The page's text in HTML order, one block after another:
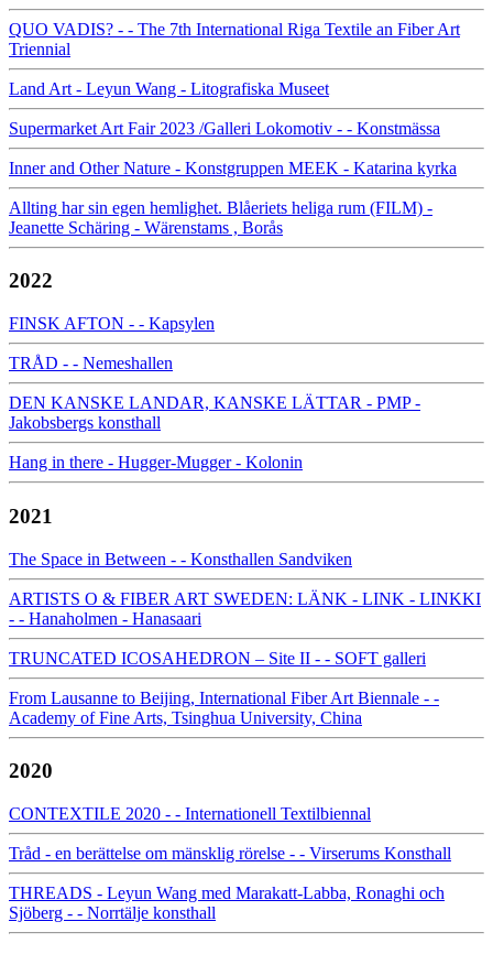
QUO VADIS? - - The 7th International Riga Textile an Fiber Art
Triennial
Land Art - Leyun Wang - Litografiska Museet
Supermarket Art Fair 2023 /Galleri Lokomotiv - - Konstmässa
Inner and Other Nature - Konstgruppen MEEK - Katarina kyrka
Allting har sin egen hemlighet. Blåeriets heliga rum (FILM) -
Jeanette Schäring - Wärenstams , Borås
2022
FINSK AFTON - - Kapsylen
TRÅD - - Nemeshallen
DEN KANSKE LANDAR, KANSKE LÄTTAR - PMP -
Jakobsbergs konsthall
Hang in there - Hugger-Mugger - Kolonin
2021
The Space in Between - - Konsthallen Sandviken
ARTISTS O & FIBER ART SWEDEN: LÄNK - LINK - LINKKI
- - Hanaholmen - Hanasaari
TRUNCATED ICOSAHEDRON – Site II - - SOFT galleri
From Lausanne to Beijing, International Fiber Art Biennale - -
Academy of Fine Arts, Tsinghua University, China
2020
CONTEXTILE 2020 - - Internationell Textilbiennal
Tråd - en berättelse om mänsklig rörelse - - Virserums Konsthall
THREADS - Leyun Wang med Marakatt-Labba, Ronaghi och
Sjöberg - - Norrtälje konsthall